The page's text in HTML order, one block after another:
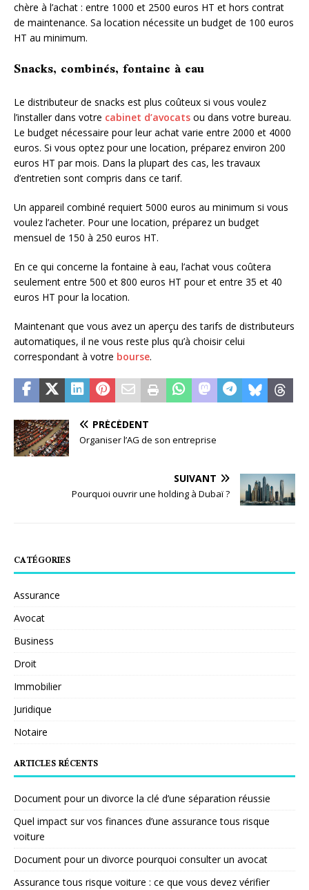
chère à l’achat : entre 1000 et 2500 euros HT et hors contrat
de maintenance. Sa location nécessite un budget de 100 euros
HT au minimum.
Snacks, combinés, fontaine à eau
Le distributeur de snacks est plus coûteux si vous voulez
l’installer dans votre cabinet d’avocats ou dans votre bureau.
Le budget nécessaire pour leur achat varie entre 2000 et 4000
euros. Si vous optez pour une location, préparez environ 200
euros HT par mois. Dans la plupart des cas, les travaux
d’entretien sont compris dans ce tarif.
Un appareil combiné requiert 5000 euros au minimum si vous
voulez l’acheter. Pour une location, préparez un budget
mensuel de 150 à 250 euros HT.
En ce qui concerne la fontaine à eau, l’achat vous coûtera
seulement entre 500 et 800 euros HT pour et entre 35 et 40
euros HT pour la location.
Maintenant que vous avez un aperçu des tarifs de distributeurs
automatiques, il ne vous reste plus qu’à choisir celui
correspondant à votre bourse.
PRÉCÉDENT
Organiser l’AG de son entreprise
SUIVANT
Pourquoi ouvrir une holding à Dubaï ?
CATÉGORIES
Assurance
Avocat
Business
Droit
Immobilier
Juridique
Notaire
ARTICLES RÉCENTS
Document pour un divorce la clé d’une séparation réussie
Quel impact sur vos finances d’une assurance tous risque
voiture
Document pour un divorce pourquoi consulter un avocat
Assurance tous risque voiture : ce que vous devez vérifier